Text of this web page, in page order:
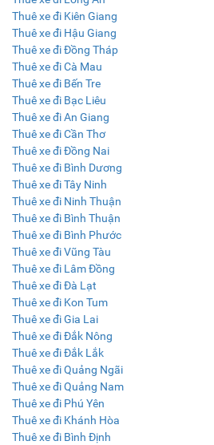
Thuê xe đi Kiên Giang
Thuê xe đi Hậu Giang
Thuê xe đi Đồng Tháp
Thuê xe đi Cà Mau
Thuê xe đi Bến Tre
Thuê xe đi Bạc Liêu
Thuê xe đi An Giang
Thuê xe đi Cần Thơ
Thuê xe đi Đồng Nai
Thuê xe đi Bình Dương
Thuê xe đi Tây Ninh
Thuê xe đi Ninh Thuận
Thuê xe đi Bình Thuận
Thuê xe đi Bình Phước
Thuê xe đi Vũng Tàu
Thuê xe đi Lâm Đồng
Thuê xe đi Đà Lạt
Thuê xe đi Kon Tum
Thuê xe đi Gia Lai
Thuê xe đi Đắk Nông
Thuê xe đi Đắk Lắk
Thuê xe đi Quảng Ngãi
Thuê xe đi Quảng Nam
Thuê xe đi Phú Yên
Thuê xe đi Khánh Hòa
Thuê xe đi Bình Định